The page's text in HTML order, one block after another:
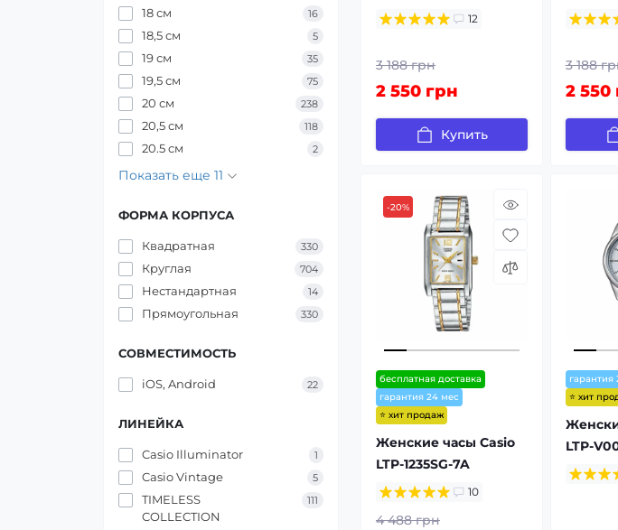
18 см 16
18,5 см 5
19 см 35
19,5 см 75
20 см 238
20,5 см 118
20.5 см 2
Показать еще 11
ФОРМА КОРПУСА
Квадратная 330
Круглая 704
Нестандартная 14
Прямоугольная 330
СОВМЕСТИМОСТЬ
iOS, Android 22
ЛИНЕЙКА
Casio Illuminator 1
Casio Vintage 5
TIMELESS
COLLECTION
111
12
3 188 грн
2 550 грн
Купить
3 188
2 550
-20%
бесплатная доставка
гарантия 24 мес
⭐ хит продаж
Женские часы Casio
LTP-1235SG-7A
10
4 488 грн
гарантия
⭐ хит
LTP-